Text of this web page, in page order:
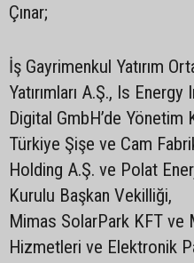
Çınar;
İş Gayrimenkul Yatırım
Yatırımları A.Ş., Is
Digital GmbH’de Yönetim
Türkiye Şişe ve Cam
Holding A.Ş. ve Polat
Kurulu Başkan Vekilliği,
Mimas SolarPark KFT ve
Hizmetleri ve Elektronik